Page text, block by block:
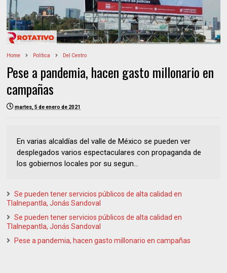
Home Política Del Centro
Pese a pandemia, hacen gasto millonario en
campañas
martes, 5 de enero de 2021
En varias alcaldías del valle de México se pueden ver
desplegados varios espectaculares con propaganda de
los gobiernos locales por su segun...
Se pueden tener servicios públicos de alta calidad en
Tlalnepantla, Jonás Sandoval
Se pueden tener servicios públicos de alta calidad en
Tlalnepantla, Jonás Sandoval
Pese a pandemia, hacen gasto millonario en campañas